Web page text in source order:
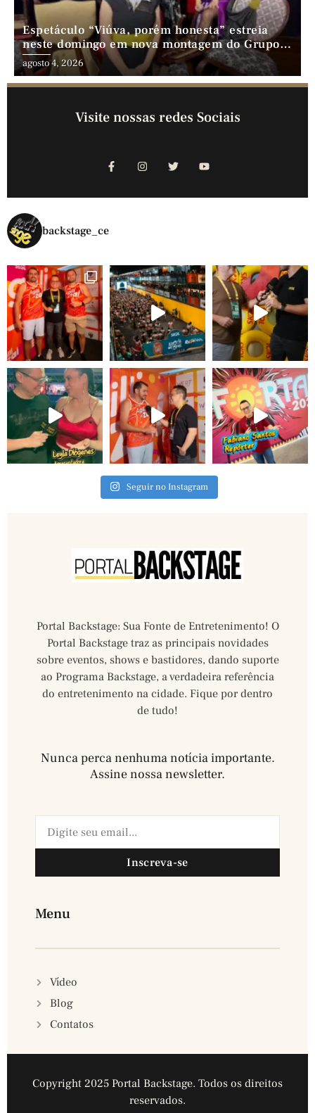
Espetáculo “Viúva, porém honesta” estreia
neste domingo em nova montagem do Grupo
Comédia Cearense
agosto 4, 2026
Visite nossas redes Sociais
backstage_ce
Seguir no Instagram
Portal Backstage: Sua Fonte de Entretenimento! O
Portal Backstage traz as principais novidades
sobre eventos, shows e bastidores, dando suporte
ao Programa Backstage, a verdadeira referência
do entretenimento na cidade. Fique por dentro
de tudo!
Nunca perca nenhuma notícia importante.
Assine nossa newsletter.​
Inscreva-se
Menu
Vídeo
Blog
Contatos
Copyright 2025 Portal Backstage. Todos os direitos
reservados.